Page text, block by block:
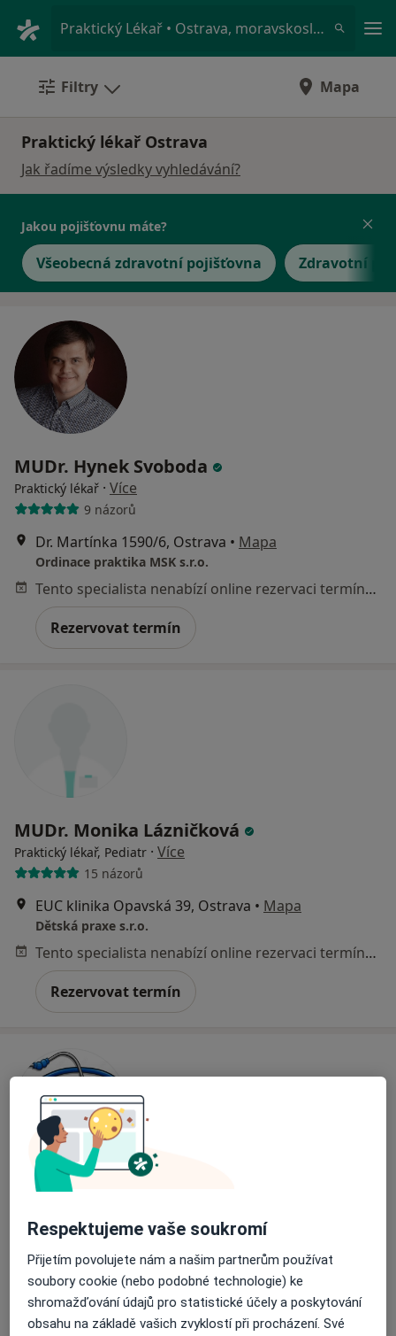
Praktický Lékař • Ostrava, moravskoslezský
Filtry Mapa
Praktický lékař Ostrava
Jak řadíme výsledky vyhledávání?
Jakou pojišťovnu máte?
Všeobecná zdravotní pojišťovna Zdravotní
MUDr. Hynek Svoboda
Praktický lékař · Více
9 názorů
Dr. Martínka 1590/6, Ostrava • Mapa
Ordinace praktika MSK s.r.o.
Tento specialista nenabízí online rezervaci termínu na této adrese.
Rezervovat termín
MUDr. Monika Lázničková
Praktický lékař, Pediatr · Více
15 názorů
EUC klinika Opavská 39, Ostrava • Mapa
Dětská praxe s.r.o.
Tento specialista nenabízí online rezervaci termínu na této adrese.
Rezervovat termín
MUDr. Alexandra Ligová
6 názorů
Ostrava• Mapa
Praktik-lékař Stará Bělá s.r.o., PL pro dospělé
Respektujeme vaše soukromí
Přijetím povolujete nám a našim partnerům používat
soubory cookie (nebo podobné technologie) ke
shromažďování údajů pro statistické účely a poskytování
obsahu na základě vašich zvyklostí při procházení. Své